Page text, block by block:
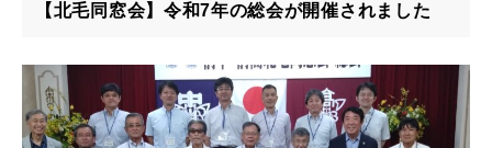
【北毛同窓会】令和7年の総会が開催されました